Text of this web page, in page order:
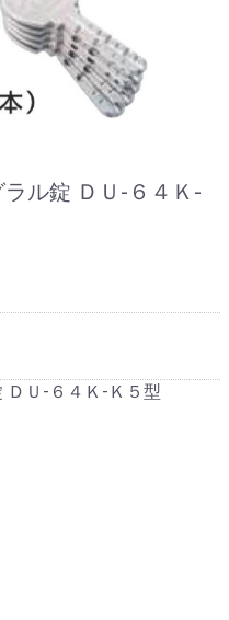
ル錠 ＤＵ-６４Ｋ-
ＤＵ-６４Ｋ-Ｋ５型